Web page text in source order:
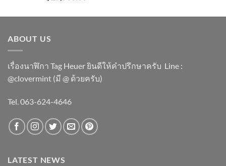
ABOUT US
เรื่องนาฬิกา Tag Heuer ยินดีให้คำปรึกษาครับ ​Line :
@clovermint (มี @ ด้วยครับ)
Tel. 063-624-4646
LATEST NEWS